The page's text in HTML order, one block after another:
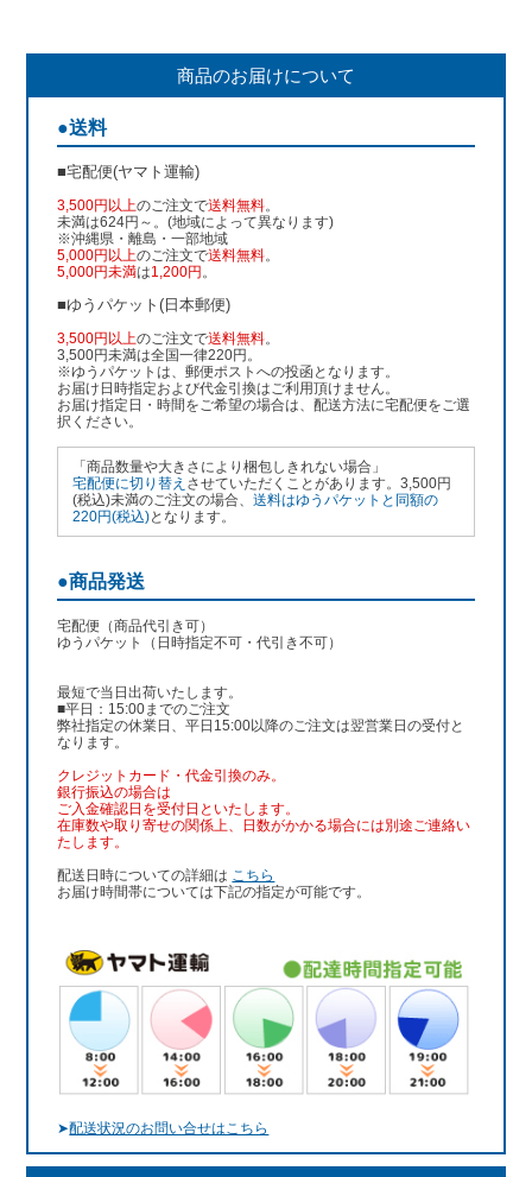
商品のお届けについて
●送料
■宅配便(ヤマト運輸)
3,500円以上のご注文で送料無料。
未満は624円～。(地域によって異なります)
※沖縄県・離島・一部地域
5,000円以上のご注文で送料無料。
5,000円未満は1,200円 。
■ゆうパケット(日本郵便)
3,500円以上のご注文で送料無料。
3,500円未満は全国一律220円。
※ゆうパケットは、郵便ポストへの投函となります。
お届け日時指定および代金引換はご利用頂けません。
お届け指定日・時間をご希望の場合は、配送方法に宅配便をご選
択ください。
「商品数量や大きさにより梱包しきれない場合」
宅配便に切り替え させていただくことがあります。3,500円
(税込)未満のご注文の場合、送料はゆうパケットと同額の
220円(税込)となります。
●商品発送
宅配便（商品代引き可）
ゆうパケット（日時指定不可・代引き不可）
最短で当日出荷いたします。
■平日：15:00までのご注文
弊社指定の休業日、平日15:00以降のご注文は翌営業日の受付と
なります。
クレジットカード・代金引換のみ。
銀行振込の場合は
ご入金確認日を受付日といたします。
在庫数や取り寄せの関係上、日数がかかる場合には別途ご連絡い
たします。
配送日時についての詳細は こちら
お届け時間帯については下記の指定が可能です。
➤配送状況のお問い合せはこちら